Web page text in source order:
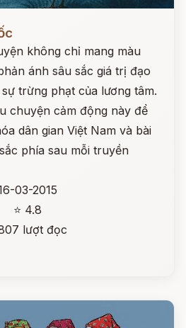
không chỉ mang màu
ánh sâu sắc giá trị đạo
trừng phạt của lương tâm.
chuyện cảm động này để
dân gian Việt Nam và bài
phía sau mỗi truyền
03-2015
⭐ 4.8
lượt đọc